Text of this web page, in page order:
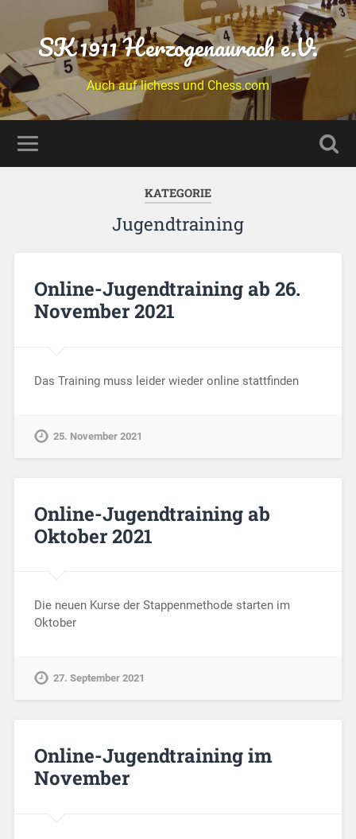
SK 1911 Herzogenaurach e.V.
Auch auf lichess und Chess.com
KATEGORIE
Jugendtraining
Online-Jugendtraining ab 26.
November 2021
Das Training muss leider wieder online stattfinden
25. November 2021
Online-Jugendtraining ab
Oktober 2021
Die neuen Kurse der Stappenmethode starten im
Oktober
27. September 2021
Online-Jugendtraining im
November